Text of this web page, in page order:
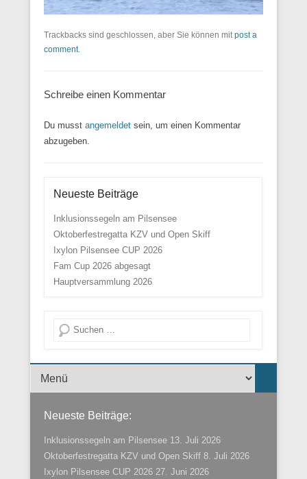
Trackbacks sind geschlossen, aber Sie können mitpost a
comment.
Schreibe einen Kommentar
Du musst angemeldet sein, um einen Kommentar
abzugeben.
Neueste Beiträge
Inklusionssegeln am Pilsensee
Oktoberfestregatta KZV und Open Skiff
Ixylon Pilsensee CUP 2026
Fam Cup 2026 abgesagt
Hauptversammlung 2026
Suche
Menü der Fußzeile
Neueste Beiträge:
Inklusionssegeln am Pilsensee 13. Juli 2026
Oktoberfestregatta KZV und Open Skiff 8. Juli 2026
Ixylon Pilsensee CUP 2026 27. Juni 2026